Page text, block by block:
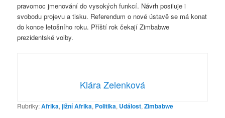
pravomoc jmenování do vysokých funkcí. Návrh posiluje i
svobodu projevu a tisku. Referendum o nové ústavě se má konat
do konce letošního roku. Příští rok čekají Zimbabwe
prezidentské volby.
Klára Zelenková
Rubriky:Afrika,jižní Afrika, Politika, Událost,Zimbabwe